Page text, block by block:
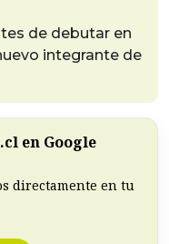
de debutar en
integrante de
en Google
directamente en tu